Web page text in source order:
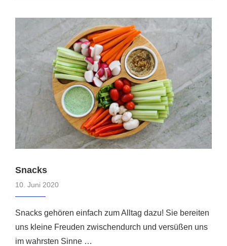
Snacks
10. Juni 2020
Snacks gehören einfach zum Alltag dazu! Sie bereiten
uns kleine Freuden zwischendurch und versüßen uns
im wahrsten Sinne …